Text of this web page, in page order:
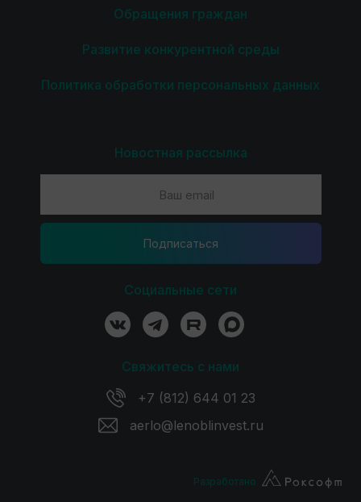
Обращения граждан
Развитие конкурентной среды
Политика обработки персональных данных
Новостная рассылка
Подпиcаться
Социальные сети
Свяжитесь с нами
+7 (812) 644 01 23
aerlo@lenoblinvest.ru
Разработано